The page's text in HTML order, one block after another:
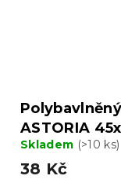
ASTORIA
Skladem (>10 ks)
38 Kč